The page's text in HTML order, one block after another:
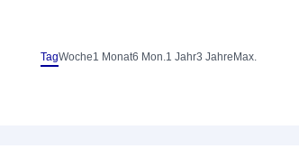
TagWoche1 Monat6 Mon.1 Jahr3 Jahre Max.